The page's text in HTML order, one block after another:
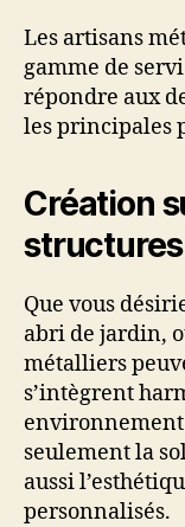
Les artisans
gamme de
répondre aux
les principales
Création
Que vous
abri de jardin,
métalliers
s’intègrent
seulement la
aussi
personnalisés.